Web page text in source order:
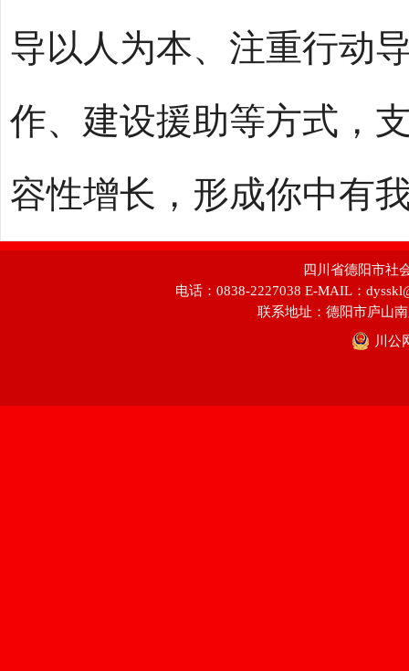
导以人为本、注重行动
作、建设援助等方式，
容性增长，形成你中有
四川省德阳市社
电话：0838-2227038 E-MAIL：
联系地址：德阳市庐山
川公